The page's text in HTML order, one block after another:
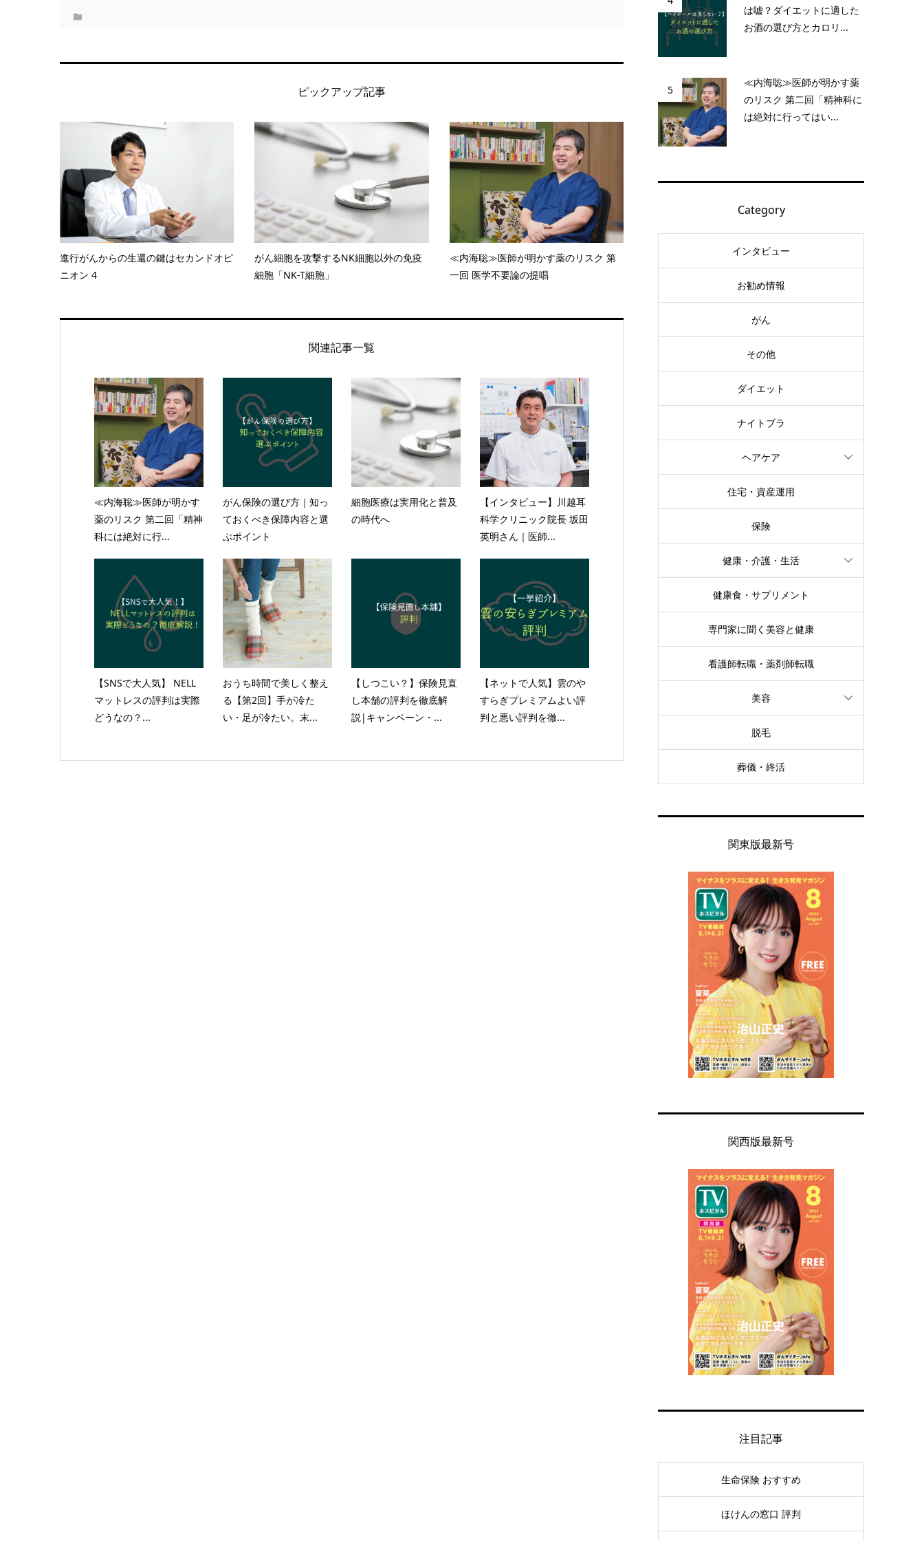
ピックアップ記事
進行がんからの生還の鍵はセカンドオピ
ニオン 4
がん細胞を攻撃するNK細胞以外の免疫
細胞「NK-T細胞」
≪内海聡≫医師が明かす薬のリスク 第
一回 医学不要論の提唱
関連記事一覧
≪内海聡≫医師が明かす
薬のリスク 第二回「精神
科には絶対に行...
がん保険の選び方｜知っ
ておくべき保障内容と選
ぶポイント
細胞医療は実用化と普及
の時代へ
【インタビュー】川越耳
科学クリニック院長 坂田
英明さん｜医師...
【SNSで大人気】 NELL
マットレスの評判は実際
どうなの？...
おうち時間で美しく整え
る【第2回】手が冷た
い・足が冷たい。末...
【しつこい？】保険見直
し本舗の評判を徹底解
説|キャンペーン・...
【ネットで人気】雲のや
すらぎプレミアムよい評
判と悪い評判を徹...
は嘘？ダイエットに適した
お酒の選び方とカロリ...
5
≪内海聡≫医師が明かす薬
のリスク 第二回「精神科に
は絶対に行ってはい...
Category
インタビュー
お勧め情報
がん
その他
ダイエット
ナイトブラ
ヘアケア
住宅・資産運用
保険
健康・介護・生活
健康食・サプリメント
専門家に聞く美容と健康
看護師転職・薬剤師転職
美容
脱毛
葬儀・終活
関東版最新号
関西版最新号
注目記事
生命保険 おすすめ
ほけんの窓口 評判